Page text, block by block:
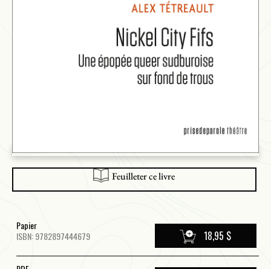
Feuilleter ce livre
Papier
ISBN: 9782897444679
18,95 $